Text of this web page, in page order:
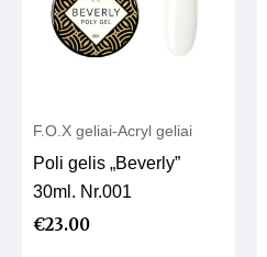
F.O.X geliai-Acryl geliai
Poli gelis „Beverly”
30ml. Nr.001
€23.00